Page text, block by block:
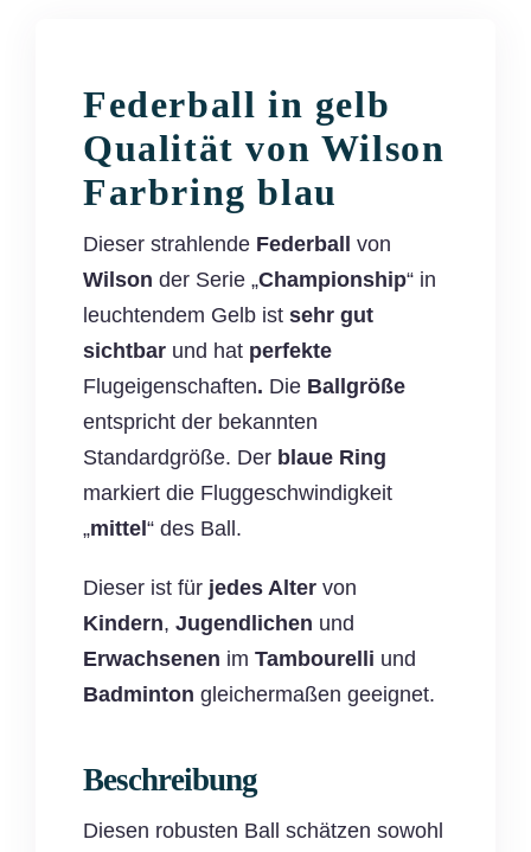
Federball in gelb
Qualität von Wilson
Farbring blau
Dieser strahlende Federball von
Wilson der Serie „Championship“ in
leuchtendem Gelb ist sehr gut
sichtbar und hat perfekte
Flugeigenschaften. Die Ballgröße
entspricht der bekannten
Standardgröße. Der blaue Ring
markiert die Fluggeschwindigkeit
„mittel “ des Ball.
Dieser ist für jedes Alter von
Kindern, Jugendlichen und
Erwachsenen im Tambourelli und
Badminton gleichermaßen geeignet.
Beschreibung
Diesen robusten Ball schätzen sowohl